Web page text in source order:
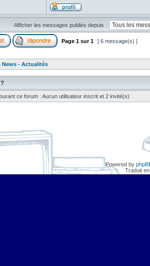
Afficher les messages publiés depuis :
Page 1 sur1 [ 6 message(s) ]
News - Actualités
ce forum : Aucun utilisateur inscrit et 2 invité(s)
Powered by
Traduit